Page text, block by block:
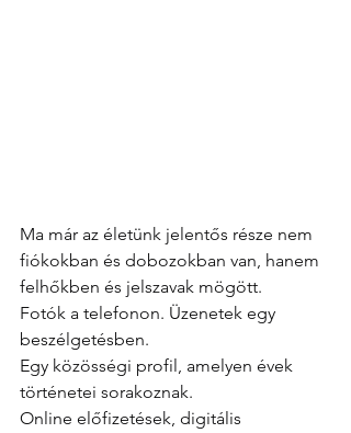
Ma már az életünk jelentős része nem
fiókokban és dobozokban van, hanem
felhőkben és jelszavak mögött.
Fotók a telefonon. Üzenetek egy
beszélgetésben.
Egy közösségi profil, amelyen évek
történetei sorakoznak.
Online előfizetések, digitális